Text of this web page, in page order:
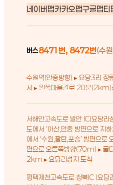
네이버맵카카오맵구글맵티
버스8471번, 8472번(수
수원역(안중방향) ▸ 요당3리 정
서 ▸ 왼쪽마을길로 20분(2km)
서해안고속도로 발안 IC(요당
도에서 ‘아산,안중 방면으로 지
에서 ‘수원,팔탄,포승’ 방면으
면으로 오른쪽방향(70m) ▸ 굴
2km ▸ 요당리성지 도착
평택제천고속도로 청북IC (요